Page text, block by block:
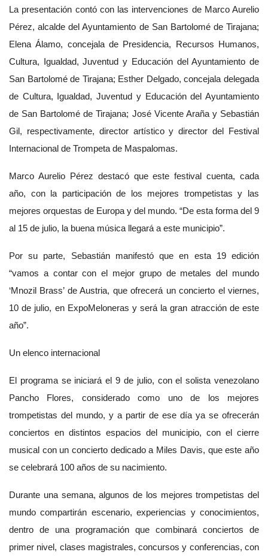
La presentación contó con las intervenciones de Marco Aurelio
Pérez, alcalde del Ayuntamiento de San Bartolomé de Tirajana;
Elena Álamo, concejala de Presidencia, Recursos Humanos,
Cultura, Igualdad, Juventud y Educación del Ayuntamiento de
San Bartolomé de Tirajana; Esther Delgado, concejala delegada
de Cultura, Igualdad, Juventud y Educación del Ayuntamiento
de San Bartolomé de Tirajana; José Vicente Araña y Sebastián
Gil, respectivamente, director artístico y director del Festival
Internacional de Trompeta de Maspalomas.
Marco Aurelio Pérez destacó que este festival cuenta, cada
año, con la participación de los mejores trompetistas y las
mejores orquestas de Europa y del mundo. “De esta forma del 9
al 15 de julio, la buena música llegará a este municipio”.
Por su parte, Sebastián manifestó que en esta 19 edición
“vamos a contar con el mejor grupo de metales del mundo
‘Mnozil Brass’ de Austria, que ofrecerá un concierto el viernes,
10 de julio, en ExpoMeloneras y será la gran atracción de este
año”.
Un elenco internacional
El programa se iniciará el 9 de julio, con el solista venezolano
Pancho Flores, considerado como uno de los mejores
trompetistas del mundo, y a partir de ese día ya se ofrecerán
conciertos en distintos espacios del municipio, con el cierre
musical con un concierto dedicado a Miles Davis, que este año
se celebrará 100 años de su nacimiento.
Durante una semana, algunos de los mejores trompetistas del
mundo compartirán escenario, experiencias y conocimientos,
dentro de una programación que combinará conciertos de
primer nivel, clases magistrales, concursos y conferencias, con